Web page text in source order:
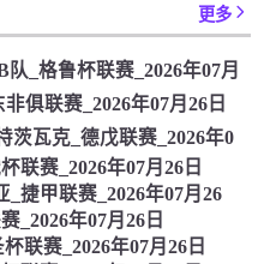
更多
_格鲁杯联赛_2026年07月
俱联赛_2026年07月26日
茨瓦克_德戊联赛_2026年0
联赛_2026年07月26日
捷甲联赛_2026年07月26
_2026年07月26日
联赛_2026年07月26日